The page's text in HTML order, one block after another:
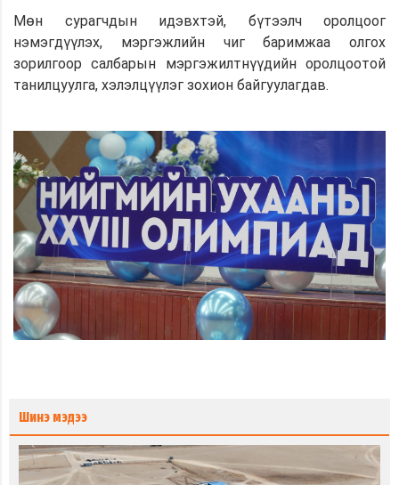
Мөн сурагчдын идэвхтэй, бүтээлч оролцоог
нэмэгдүүлэх, мэргэжлийн чиг баримжаа олгох
зорилгоор салбарын мэргэжилтнүүдийн оролцоотой
танилцуулга, хэлэлцүүлэг зохион байгуулагдав.
Шинэ мэдээ